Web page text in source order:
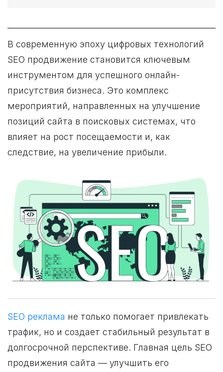
В современную эпоху цифровых технологий
SEO продвижение становится ключевым
инструментом для успешного онлайн-
присутствия бизнеса. Это комплекс
мероприятий, направленных на улучшение
позиций сайта в поисковых системах, что
влияет на рост посещаемости и, как
следствие, на увеличение прибыли.
SEO реклама не только помогает привлекать
трафик, но и создает стабильный результат в
долгосрочной перспективе. Главная цель SEO
продвижения сайта — улучшить его